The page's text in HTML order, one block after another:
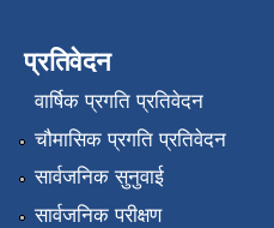
प्रतिवेदन
वार्षिक प्रगति प्रतिवेदन
चौमासिक प्रगति प्रतिवेदन
सार्वजनिक सुनुवाई
सार्वजनिक परीक्षण